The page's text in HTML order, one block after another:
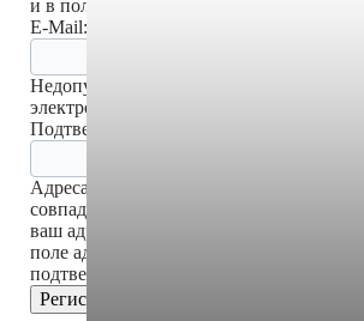
и в поле подтверждения.
E-Mail:
Недопустимый адрес
электронной почты
Подтверждение E-Mail:
Адреса электронной почты не
совпадают. Пожалуйста, введите
ваш адрес электронной почты в
поле адреса и в поле
подтверждения.
Регистрация